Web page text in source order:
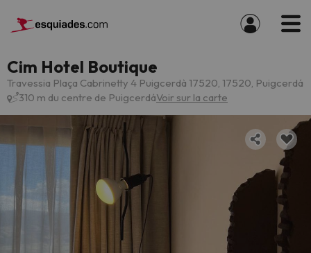
Cim Hotel Boutique
Travessia Plaça Cabrinetty 4 Puigcerdà 17520, 17520, Puigcerdá
310 m du centre de PuigcerdáVoir sur la carte